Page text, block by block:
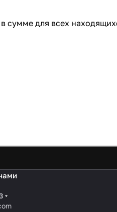
сумме для всех